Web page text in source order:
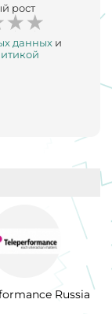
рост
данных и
Russia